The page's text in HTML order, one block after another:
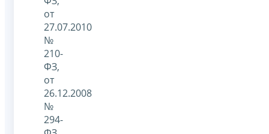
от
27.07.2010
№
210-
ФЗ,
от
26.12.2008
№
294-